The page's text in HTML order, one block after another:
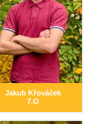
Jakub Křováček
7.O